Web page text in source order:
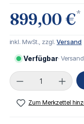
899,00 €*
inkl. MwSt., zzgl. Versand
Verfügbar·
Produkt
Zum Merkzettel